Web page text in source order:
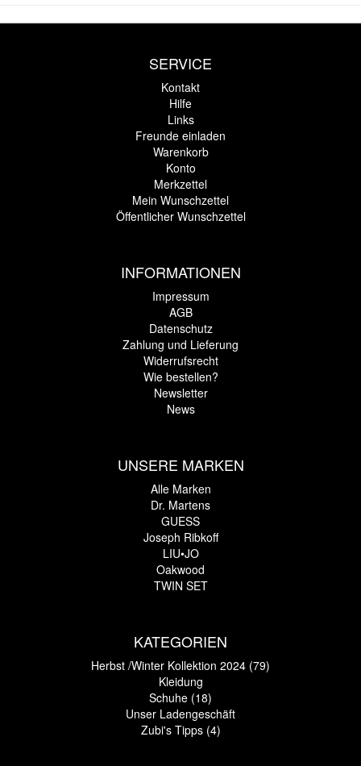
SERVICE
Kontakt
Hilfe
Links
Freunde einladen
Warenkorb
Konto
Merkzettel
Mein Wunschzettel
Öffentlicher Wunschzettel
INFORMATIONEN
Impressum
AGB
Datenschutz
Zahlung und Lieferung
Widerrufsrecht
Wie bestellen?
Newsletter
News
UNSERE MARKEN
Alle Marken
Dr. Martens
GUESS
Joseph Ribkoff
LIU•JO
Oakwood
TWIN SET
KATEGORIEN
Herbst /Winter Kollektion 2024 (79)
Kleidung
Schuhe (18)
Unser Ladengeschäft
Zubi's Tipps (4)